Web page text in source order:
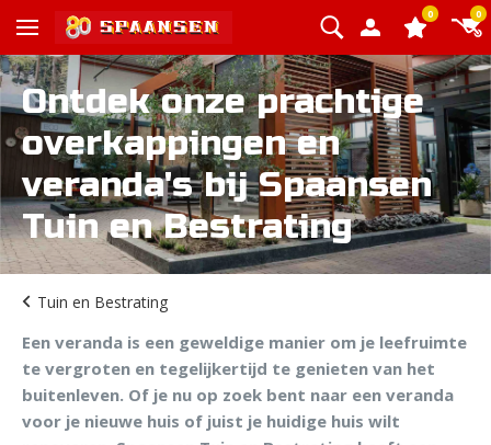
0 0
Ontdek onze prachtige
overkappingen en
veranda's bij Spaansen
Tuin en Bestrating
Tuin en Bestrating
Een veranda is een geweldige manier om je leefruimte
te vergroten en tegelijkertijd te genieten van het
buitenleven. Of je nu op zoek bent naar een veranda
voor je nieuwe huis of juist je huidige huis wilt